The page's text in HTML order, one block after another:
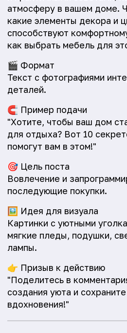
атмосферу в вашем доме.
какие элементы декора и
способствуют
как выбрать мебель для
🎬 Формат
Текст с фотографиями
деталей.
🧲 Пример подачи
"Хотите, чтобы ваш дом
для отдыха? Вот 10
помогут вам в этом!"
🎯 Цель поста
Вовлечение и
последующие покупки.
🖼️ Идея для визуала
Картинки с уютными
мягкие пледы, подушки,
лампы.
👉 Призыв к действию
"Поделитесь в
создания уюта и
вдохновения!"